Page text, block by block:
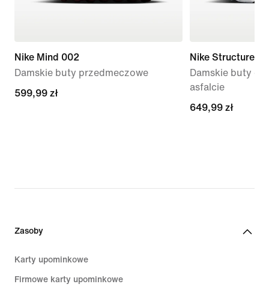
Nike Mind 002
Damskie buty przedmeczowe
599,99 zł
599,99 zł
Nike Structure 26
Damskie buty
asfalcie
649,99 zł
649,99 zł
Zasoby
Karty upominkowe
Firmowe karty upominkowe